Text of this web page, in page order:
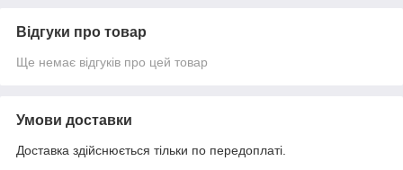
Відгуки про товар
Ще немає відгуків про цей товар
Умови доставки
Доставка здійснюється тільки по передоплаті.